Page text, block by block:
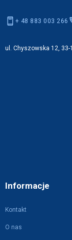
Informacje
Kontakt
O nas
+ 48 883 003 266
ul. Chyszowska 12, 33-